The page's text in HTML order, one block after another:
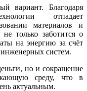
вариант. Благодаря
отпадает
материалов и
только заботится о
на энергию за счёт
систем.
но и сокращение
среду, что в
актуальным.